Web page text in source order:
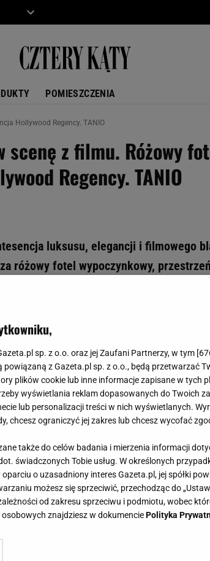
POMIESZCZENIA
Hollywood Regency. TANIO
scenę z filmu. Różowy
Regency. TANIO
luksusu, elegancji i filmowego
różowy fotel wypoczynkowy,
go z designerskimi lampami i
przestrzeń.
sp. z o.o. oraz jej Zaufani Partnerzy, w tym [
powiązaną z Gazeta.pl sp. z o.o., będą przetwarzać
plików cookie lub inne informacje zapisane w tych
wyświetlania reklam dopasowanych do Twoich
lub personalizacji treści w nich wyświetlanych.
chcesz ograniczyć jej zakres lub chcesz wycofać
także do celów badania i mierzenia informacji
świadczonych Tobie usług. W określonych
o uzasadniony interes Gazeta.pl, jej spółki
możesz się sprzeciwić, przechodząc do
od zakresu sprzeciwu i podmiotu, wobec
znajdziesz w dokumenciePolityka
zainstalowanie i przechowywanie plików cookie